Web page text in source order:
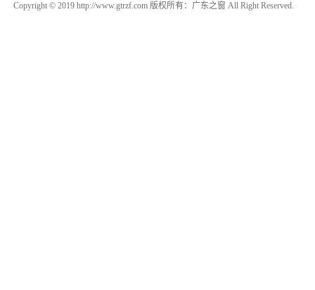
Copyright © 2019 http://www.gtrzf.com 版权所有：广东之窗 All Right Reserved.